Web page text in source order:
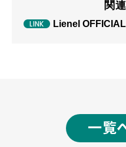
関
Lienel
一覧